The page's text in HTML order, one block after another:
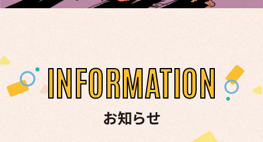
INFORMATION
お知らせ